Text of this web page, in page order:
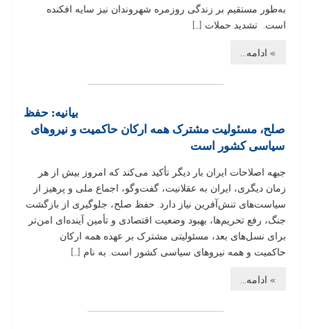
به‌طور مستقیم بر زندگی روزمره شهروندان نیز سایه افکنده
است. تشدید حملات […]
» ادامه...
بیانیه: حفظ
صلح، مسئولیت مشترک همه ارکان حاکمیت و نیروهای
سیاسی کشور است
جبهه اصلاحات ایران بار دیگر تأکید می‌کند که امروز بیش از هر
زمان دیگری، ایران به عقلانیت، گفت‌وگو، اجماع ملی و پرهیز از
سیاست‌های تنش‌آفرین نیاز دارد. حفظ صلح، جلوگیری از بازگشت
جنگ، رفع تحریم‌ها، بهبود وضعیت اقتصادی و تأمین آینده‌ای امن‌تر
برای نسل‌های بعد، مسئولیتی مشترک بر عهده همه ارکان
حاکمیت و همه نیروهای سیاسی کشور است. به نام […]
» ادامه...